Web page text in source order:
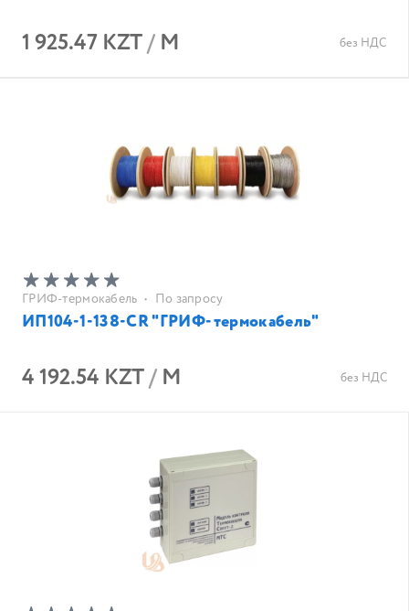
1 925.47 KZT/ М без НДС
ГРИФ-термокабель • По запросу
ИП104-1-138-CR "ГРИФ-термокабель"
4 192.54 KZT/ М без НДС